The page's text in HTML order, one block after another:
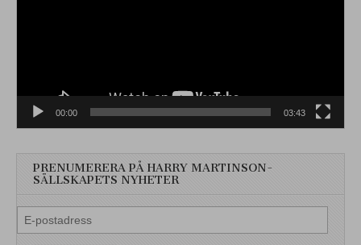
00:00 03:43
PRENUMERERA PÅ HARRY MARTINSON-
SÄLLSKAPETS NYHETER
E-
postadress